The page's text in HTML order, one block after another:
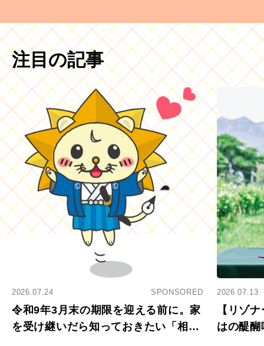
注目の記事
2026.07.24 SPONSORED
令和9年3月末の期限を迎える前に。家
を受け継いだら知っておきたい「相続
2026.07.13
【リゾ
はの醍